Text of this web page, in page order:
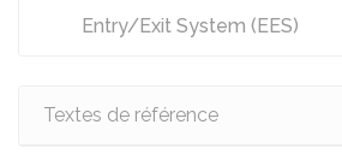
Entry/Exit System (EES)
Textes de référence